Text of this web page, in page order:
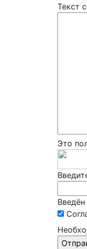
Текст
Это